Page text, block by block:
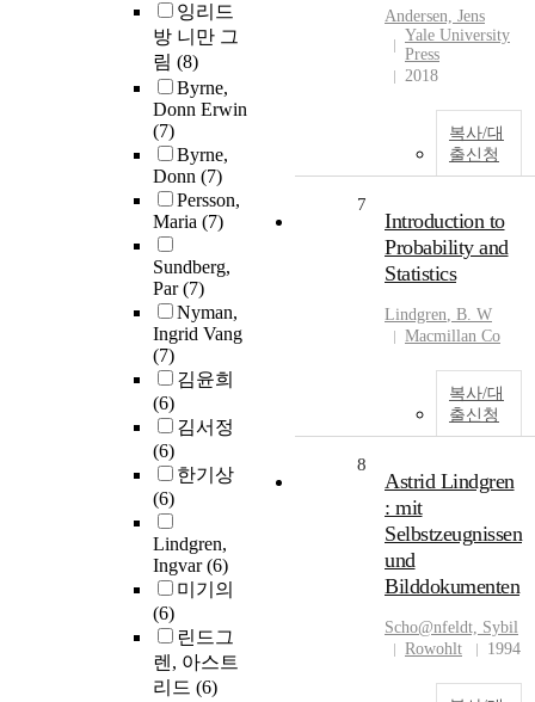
잉리드
방 니만 그
림 (8)
Byrne,
Donn Erwin
(7)
Byrne,
Donn (7)
Persson,
Maria (7)
Sundberg,
Par(7)
Nyman,
Ingrid Vang
(7)
김윤희
(6)
김서정
(6)
한기상
(6)
Lindgren,
Ingvar(6)
미기의
(6)
린드그
렌, 아스트
리드 (6)
Andersen, Jens
Yale University
Press
2018
복사/대
출신청
7
Introduction to
Probability and
Statistics
Lindgren, B. W
Macmillan Co
복사/대
출신청
8
Astrid Lindgren
: mit
Selbstzeugnissen
und
Bilddokumenten
Scho@nfeldt, Sybil
Rowohlt
1994